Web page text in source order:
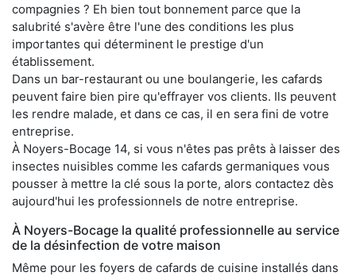
compagnies ? Eh bien tout bonnement parce que la
salubrité s'avère être l'une des conditions les plus
importantes qui déterminent le prestige d'un
établissement.
Dans un bar-restaurant ou une boulangerie, les cafards
peuvent faire bien pire qu'effrayer vos clients. Ils peuvent
les rendre malade, et dans ce cas, il en sera fini de votre
entreprise.
À Noyers-Bocage 14, si vous n'êtes pas prêts à laisser des
insectes nuisibles comme les cafards germaniques vous
pousser à mettre la clé sous la porte, alors contactez dès
aujourd'hui les professionnels de notre entreprise.
À Noyers-Bocage la qualité professionnelle au service
de la désinfection de votre maison
Même pour les foyers de cafards de cuisine installés dans